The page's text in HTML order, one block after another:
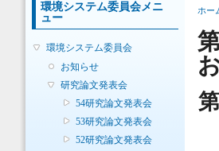
環境システム委員会メニ
ュー
環境システム委員会
お知らせ
研究論文発表会
54研究論文発表会
53研究論文発表会
52研究論文発表会
現
ホー